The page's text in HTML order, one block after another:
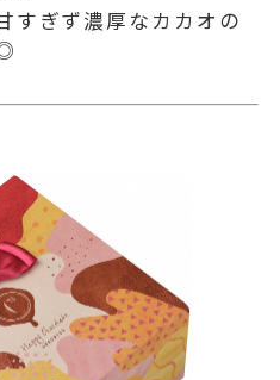
すぎず濃厚なカカオの